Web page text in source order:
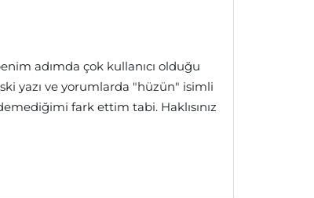
adımda çok kullanıcı olduğu
yazı ve yorumlarda "hüzün" isimli
fark ettim tabi. Haklısınız